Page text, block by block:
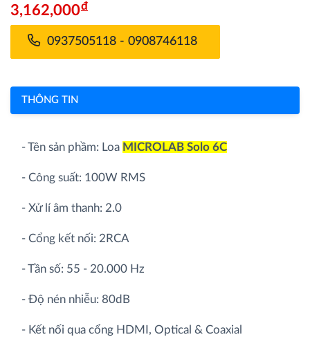
3,162,000Đ
0937505118 - 0908746118
THÔNG TIN
- Tên sản phầm: Loa MICROLAB Solo 6C
- Công suất: 100W RMS
- Xử lí âm thanh: 2.0
- Cổng kết nối: 2RCA
- Tần số: 55 - 20.000 Hz
- Độ nén nhiễu: 80dB
- Kết nối qua cổng HDMI, Optical & Coaxial